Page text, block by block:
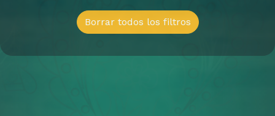
Borrar todos los filtros